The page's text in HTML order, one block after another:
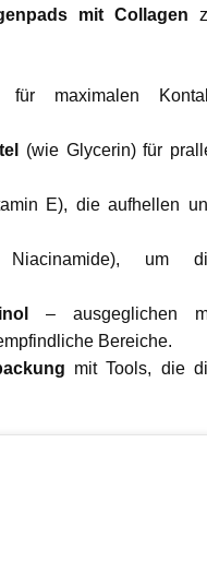
mit Collagen
maximalen
(wie Glycerin) für
E), die aufhellen
Niacinamide), um
– ausgeglichen
Bereiche.
mit Tools, die